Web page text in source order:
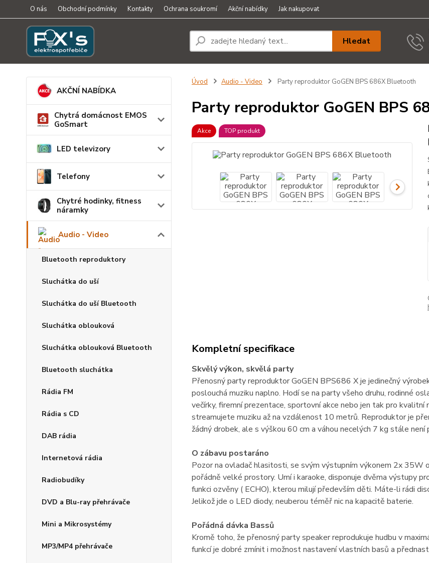
O nás Obchodní podmínky Kontakty Ochrana soukromí Akční nabídky Jak nakupovat
Hledat
AKČNÍ NABÍDKA
Chytrá domácnost EMOS
GoSmart
LED televizory
Telefony
Chytré hodinky, fitness
náramky
Audio - Video
Bluetooth reproduktory
Sluchátka do uší
Sluchátka do uší Bluetooth
Sluchátka oblouková
Sluchátka oblouková Bluetooth
Bluetooth sluchátka
Rádia FM
Rádia s CD
DAB rádia
Internetová rádia
Radiobudíky
DVD a Blu-ray přehrávače
Mini a Mikrosystémy
MP3/MP4 přehrávače
Úvod Audio - Video Party reproduktor GoGEN BPS 686X Bluetooth
Party reproduktor GoGEN BPS
Akce TOP produkt
Kompletní specifikace
Skvělý výkon, skvělá party
Přenosný party reproduktor GoGEN BPS686 X je jedinečný
poslouchá muziku naplno. Hodí se na party všeho druhu, rodinné
večírky, firemní prezentace, sportovní akce nebo jen tak pro
streamujete muziku až na vzdálenost 10 metrů. Reproduktor je
žádný drobek, ale s výškou 60 cm a váhou necelých 7 kg stále
O zábavu postaráno
Pozor na ovladač hlasitosti, se svým výstupním výkonem 2x 35W
pořádně velké prostory. Umí i karaoke, disponuje dvěma výstupy
funkci ozvěny ( ECHO), kterou milují především děti. Máte-li rádi
Jelikož jde o LED diody, neuberou téměř nic na kapacitě baterie.
Pořádná dávka Bassů
Kromě toho, že přenosný party speaker reprodukuje hudbu v
funkcí je dobré zmínit i možnost nastavení vlastních basů a